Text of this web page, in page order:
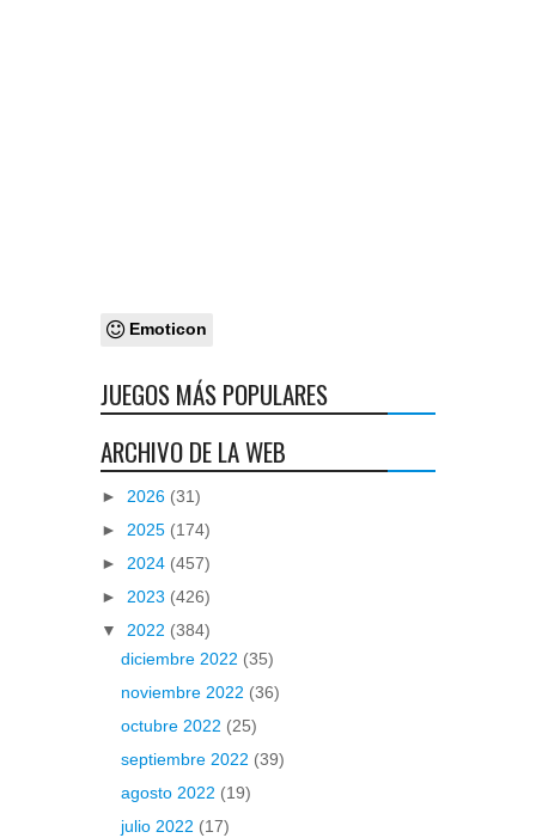
Emoticon
JUEGOS MÁS POPULARES
ARCHIVO DE LA WEB
► 2026 (31)
► 2025 (174)
► 2024 (457)
► 2023 (426)
▼ 2022 (384)
diciembre 2022 (35)
noviembre 2022 (36)
octubre 2022 (25)
septiembre 2022 (39)
agosto 2022 (19)
julio 2022 (17)